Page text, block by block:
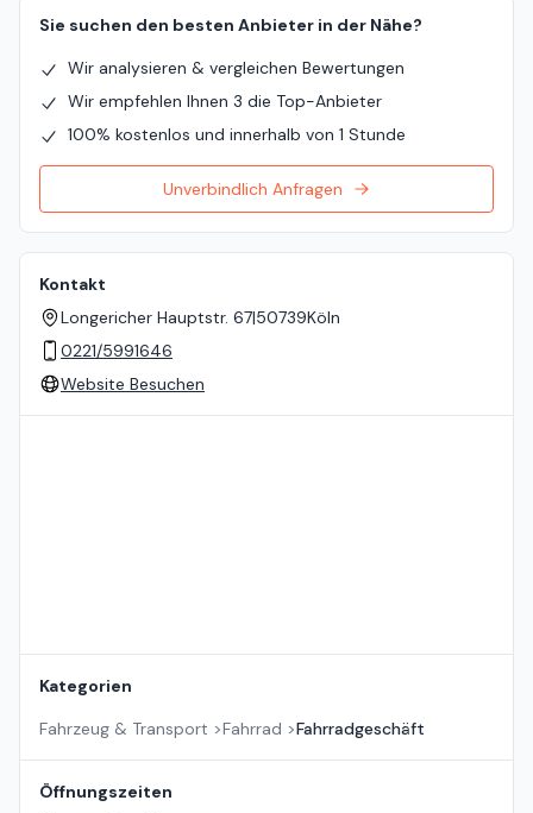
Sie suchen den besten Anbieter in der Nähe?
Wir analysieren & vergleichen Bewertungen
Wir empfehlen Ihnen 3 die Top-Anbieter
100% kostenlos und innerhalb von 1 Stunde
Unverbindlich Anfragen
Kontakt
Longericher Hauptstr. 67|50739Köln
0221/5991646
Website Besuchen
Kategorien
Fahrzeug & Transport >Fahrrad >Fahrradgeschäft
Öffnungszeiten